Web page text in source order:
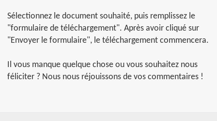
Sélectionnez le document souhaité, puis remplissez le
"formulaire de téléchargement". Après avoir cliqué sur
"Envoyer le formulaire", le téléchargement commencera.
Il vous manque quelque chose ou vous souhaitez nous
féliciter ? Nous nous réjouissons de vos commentaires !